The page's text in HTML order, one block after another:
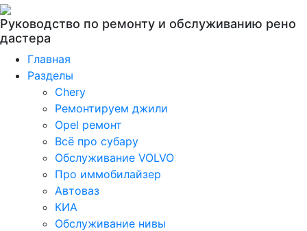
Руководство по ремонту и обслуживанию рено
дастера
Главная
Разделы
Chery
Ремонтируем джили
Opel ремонт
Всё про субару
Обслуживание VOLVO
Про иммобилайзер
Автоваз
КИА
Обслуживание нивы